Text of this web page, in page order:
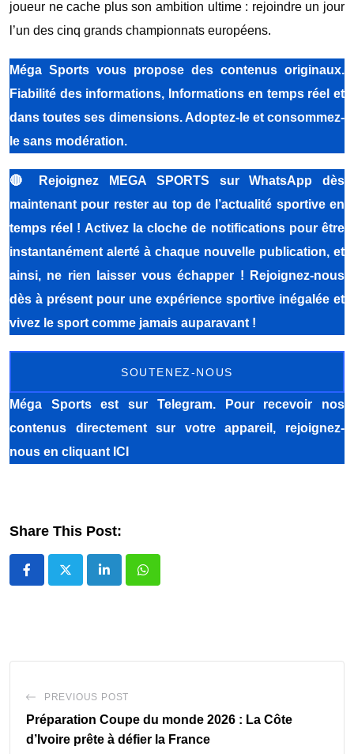
joueur ne cache plus son ambition ultime : rejoindre un jour
l’un des cinq grands championnats européens.
Méga Sports vous propose des contenus originaux.
Fiabilité des informations, Informations en temps réel et
dans toutes ses dimensions. Adoptez-le et consommez-
le sans modération.
🔴
Rejoignez MEGA SPORTS sur WhatsApp dès
maintenant pour rester au top de l’actualité sportive en
temps réel ! Activez la cloche de notifications pour être
instantanément alerté à chaque nouvelle publication, et
ainsi, ne rien laisser vous échapper ! Rejoignez-nous
dès à présent pour une expérience sportive inégalée et
vivez le sport comme jamais auparavant !
SOUTENEZ-NOUS
Méga Sportsest sur Telegram. Pour recevoir nos
contenus directement sur votre appareil, rejoignez-
nous en cliquant ICI
Share This Post:
LinkedInWhatsapp
PREVIOUS POST
Préparation Coupe du monde 2026 : La Côte
d’Ivoire prête à défier la France